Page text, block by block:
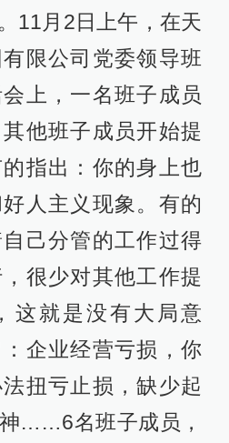
11月2日上午，在天
限公司党委领导班
上，一名班子成员
他班子成员开始提
指出：你的身上也
人主义现象。有的
己分管的工作过得
很少对其他工作提
这就是没有大局意
企业经营亏损，你
扭亏止损，缺少起
……6名班子成员，